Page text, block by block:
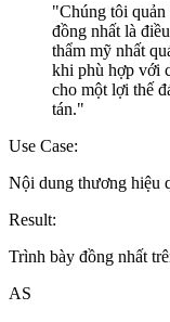
"Chúng tôi
đồng nhất là
thẩm mỹ nhất
khi phù hợp với
cho một lợi thế
tán."
Use Case:
Nội dung thương hiệu
Result:
Trình bày đồng nhất
AS